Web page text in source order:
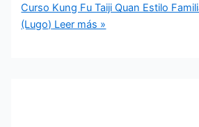
Curso Kung Fu Taiji Quan Estilo
(Lugo) Leer más »